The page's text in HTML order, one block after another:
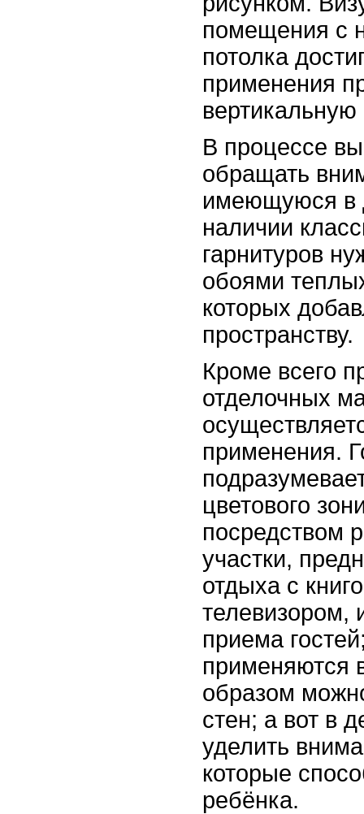
помещения с
потолка
применения
вертикальную
В процессе
обращать
имеющуюся в
наличии
гарнитуров
обоями
которых
пространству.
Кроме всего
отделочных
применения.
цветового
посредством
участки,
отдыха с
телевизором,
приема
применяются
образом
стен; а вот в
уделить
которые
ребёнка.